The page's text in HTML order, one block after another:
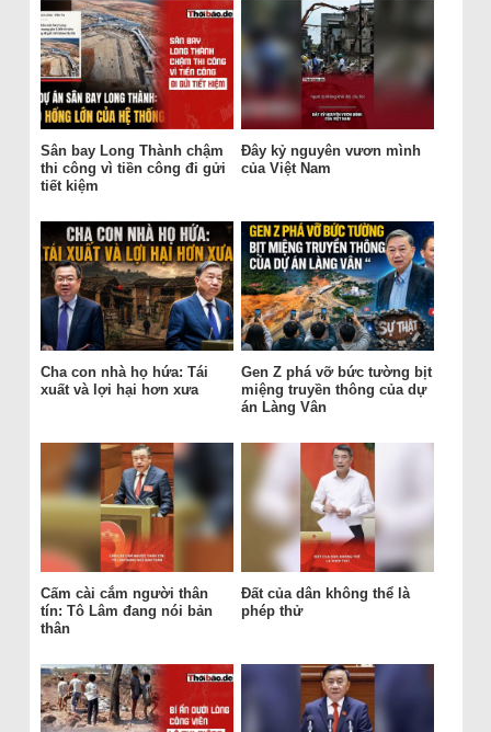
Sân bay Long Thành chậm
thi công vì tiền công đi gửi
tiết kiệm
Đây kỷ nguyên vươn mình
của Việt Nam
Cha con nhà họ hứa: Tái
xuất và lợi hại hơn xưa
Gen Z phá vỡ bức tường bịt
miệng truyền thông của dự
án Làng Vân
Cấm cài cắm người thân
tín: Tô Lâm đang nói bản
thân
Đất của dân không thể là
phép thử